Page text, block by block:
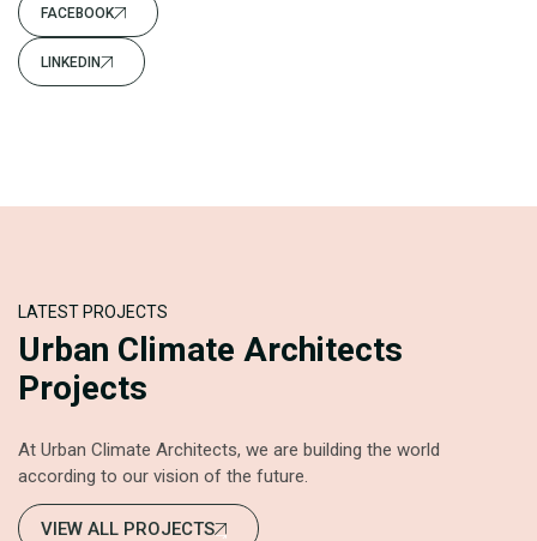
FACEBOOK
LINKEDIN
LATEST PROJECTS
Urban Climate Architects
Projects
At Urban Climate Architects, we are building the world
according to our vision of the future.
VIEW ALL PROJECTS